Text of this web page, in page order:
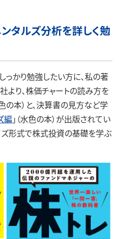
タルズ分析を詳しく勉
かり勉強したい方に、私の著
より、株価チャートの読み方を
色の本）と、決算書の見方など学
編 」（水色の本）が出版されてい
ズ形式で株式投資の基礎を学ぶ